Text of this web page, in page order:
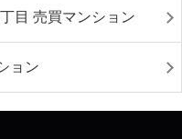
目 売買マンション
ョン